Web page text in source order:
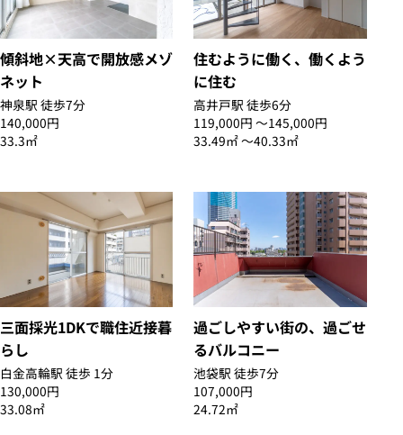
傾斜地×天高で開放感メゾ
ネット
神泉駅 徒歩7分
140,000円
33.3㎡
住むように働く、働くよう
に住む
高井戸駅 徒歩6分
119,000円 〜145,000円
33.49㎡ 〜40.33㎡
三面採光1DKで職住近接暮
らし
白金高輪駅 徒歩 1分
130,000円
33.08㎡
過ごしやすい街の、過ごせ
るバルコニー
池袋駅 徒歩7分
107,000円
24.72㎡